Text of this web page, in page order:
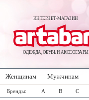
ИНТЕРНЕТ-МАГАЗИН
ОДЕЖДА, ОБУВЬ И АКСЕССУАРЫ
Женщинам Мужчинам
Бренды: A B C